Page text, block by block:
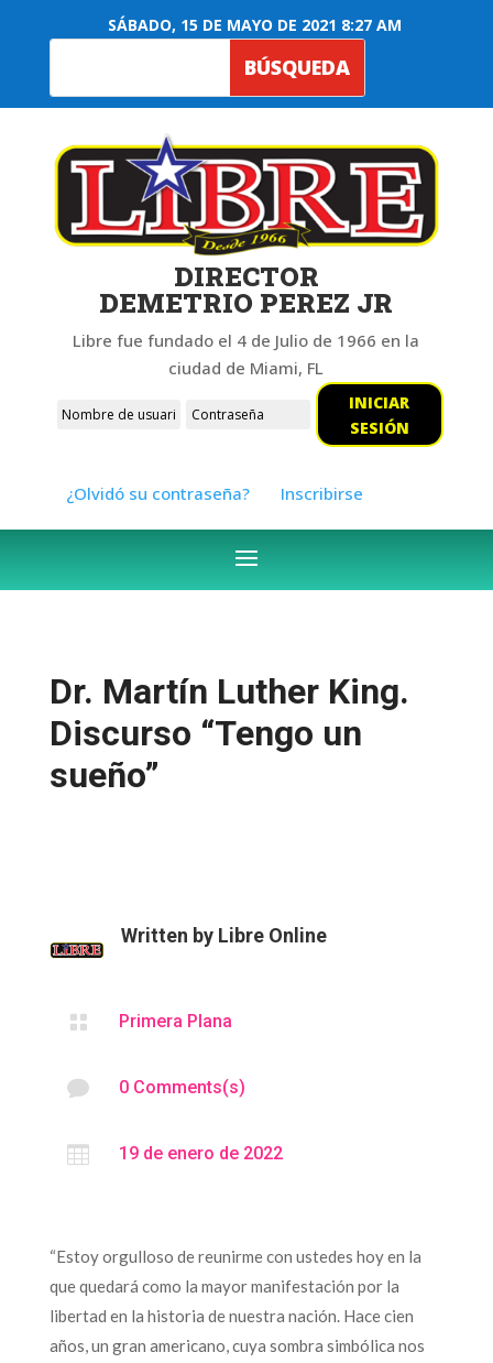
SÁBADO, 15 DE MAYO DE 2021 8:27 AM
DIRECTOR
DEMETRIO PEREZ JR
Libre fue fundado el 4 de Julio de 1966 en la
ciudad de Miami, FL
INICIAR
SESIÓN
¿Olvidó su contraseña? Inscribirse
Dr. Martín Luther King.
Discurso “Tengo un
sueño”
Written by Libre Online
 Primera Plana
 0 Comments(s)
 19 de enero de 2022
“Estoy orgulloso de reunirme con ustedes hoy en la
que quedará como la mayor manifestación por la
libertad en la historia de nuestra nación. Hace cien
años, un gran americano, cuya sombra simbólica nos